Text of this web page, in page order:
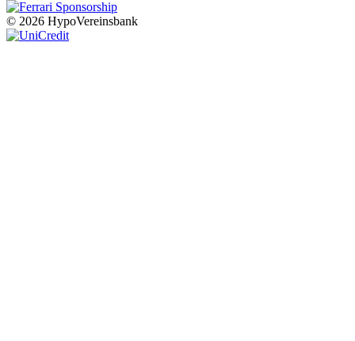
© 2026 HypoVereinsbank